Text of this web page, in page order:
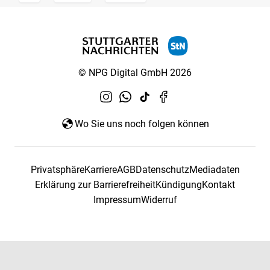
© NPG Digital GmbH 2026
Wo Sie uns noch folgen können
PrivatsphäreKarriereAGBDatenschutzMediadaten
Erklärung zur BarrierefreiheitKündigungKontakt
ImpressumWiderruf